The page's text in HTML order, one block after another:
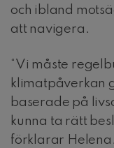
och ibland
att navigera.
“Vi måste
klimatpåverkan
baserade på
kunna ta rätt
förklarar